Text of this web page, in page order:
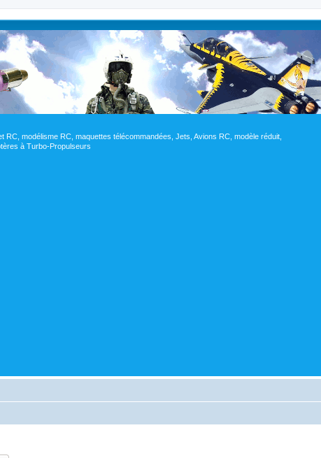
modélisme RC, maquettes télécommandées, Jets, Avions RC, modèle réduit,
à Turbo-Propulseurs